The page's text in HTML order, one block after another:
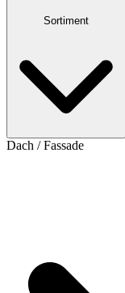
Sortiment
Dach / Fassade